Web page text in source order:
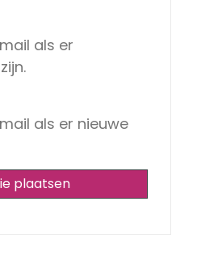
als er
als er nieuwe